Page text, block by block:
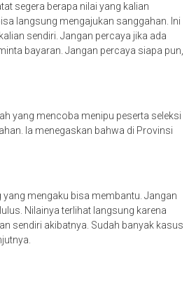
segera berapa nilai yang kalian
langsung mengajukan sanggahan. Ini
sendiri. Jangan percaya jika ada
bayaran. Jangan percaya siapa pun,
yang mencoba menipu peserta seleksi
Ia menegaskan bahwa di Provinsi
yang mengaku bisa membantu. Jangan
Nilainya terlihat langsung karena
sendiri akibatnya. Sudah banyak kasus